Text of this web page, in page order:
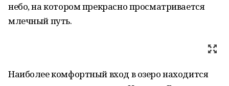
небо, на котором прекрасно просматривается
млечный путь.
Наиболее комфортный вход в озеро находится